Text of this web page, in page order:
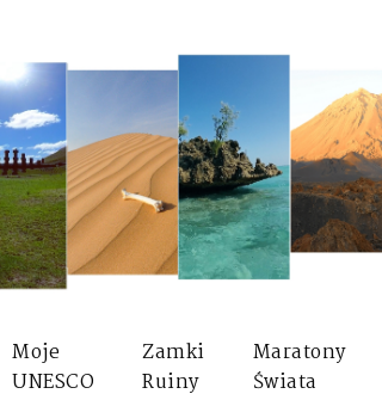
Moje
UNESCO
Zamki
Ruiny
Maratony
Świata